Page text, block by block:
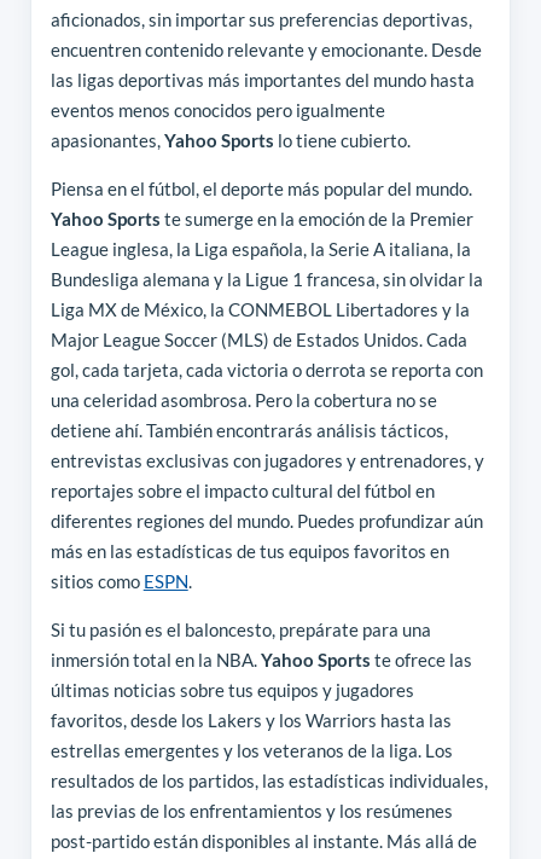
aficionados, sin importar sus preferencias deportivas,
encuentren contenido relevante y emocionante. Desde
las ligas deportivas más importantes del mundo hasta
eventos menos conocidos pero igualmente
apasionantes,Yahoo Sports lo tiene cubierto.
Piensa en el fútbol, el deporte más popular del mundo.
Yahoo Sports te sumerge en la emoción de la Premier
League inglesa, la Liga española, la Serie A italiana, la
Bundesliga alemana y la Ligue 1 francesa, sin olvidar la
Liga MX de México, la CONMEBOL Libertadores y la
Major League Soccer (MLS) de Estados Unidos. Cada
gol, cada tarjeta, cada victoria o derrota se reporta con
una celeridad asombrosa. Pero la cobertura no se
detiene ahí. También encontrarás análisis tácticos,
entrevistas exclusivas con jugadores y entrenadores, y
reportajes sobre el impacto cultural del fútbol en
diferentes regiones del mundo. Puedes profundizar aún
más en las estadísticas de tus equipos favoritos en
sitios como ESPN.
Si tu pasión es el baloncesto, prepárate para una
inmersión total en la NBA.Yahoo Sports te ofrece las
últimas noticias sobre tus equipos y jugadores
favoritos, desde los Lakers y los Warriors hasta las
estrellas emergentes y los veteranos de la liga. Los
resultados de los partidos, las estadísticas individuales,
las previas de los enfrentamientos y los resúmenes
post-partido están disponibles al instante. Más allá de